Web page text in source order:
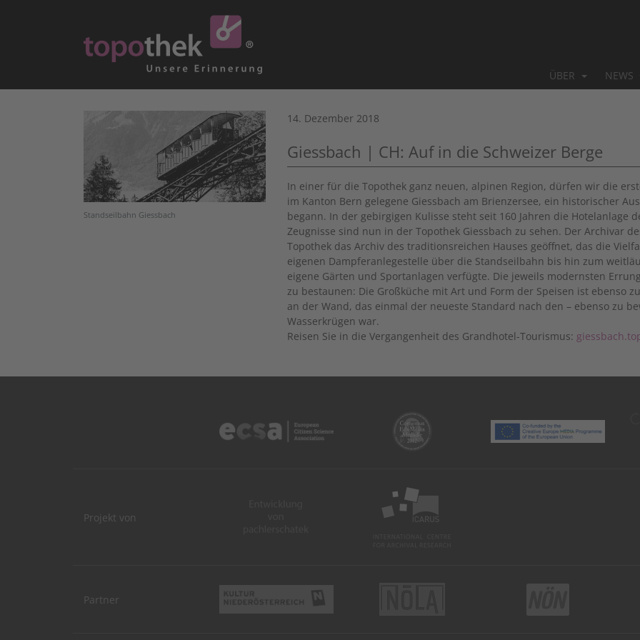
ÜBER NEWS
Standseilbahn Giessbach
14. Dezember 2018
Giessbach | CH: Auf in die Schweizer Berge
In einer für die Topothek ganz neuen, alpinen Region, dürfen wir die
im Kanton Bern gelegene Giessbach am Brienzersee, ein historischer
begann. In der gebirgigen Kulisse steht seit 160 Jahren die Hotelanlage
Zeugnisse sind nun in der Topothek Giessbach zu sehen. Der Archivar
Topothek das Archiv des traditionsreichen Hauses geöffnet, das die
eigenen Dampferanlegestelle über die Standseilbahn bis hin zum
eigene Gärten und Sportanlagen verfügte. Die jeweils modernsten
zu bestaunen: Die Großküche mit Art und Form der Speisen ist ebenso
an der Wand, das einmal der neueste Standard nach den – ebenso zu
Wasserkrügen war.
Reisen Sie in die Vergangenheit des Grandhotel-Tourismus:
Projekt von
Partner